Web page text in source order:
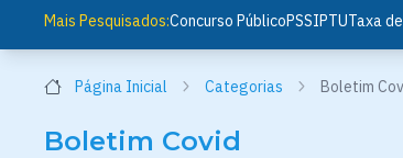
Mais Pesquisados:Concurso PúblicoPSSIPTUTaxa
Página Inicial Categorias Boletim
Boletim Covid